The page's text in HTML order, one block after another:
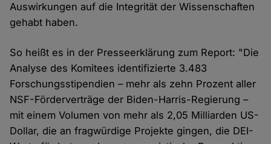
Auswirkungen auf die Integrität der Wissenschaften
gehabt haben.
So heißt es in der Presseerklärung zum Report: "Die
Analyse des Komitees identifizierte 3.483
Forschungsstipendien – mehr als zehn Prozent aller
NSF-Förderverträge der Biden-Harris-Regierung –
mit einem Volumen von mehr als 2,05 Milliarden US-
Dollar, die an fragwürdige Projekte gingen, die DEI-